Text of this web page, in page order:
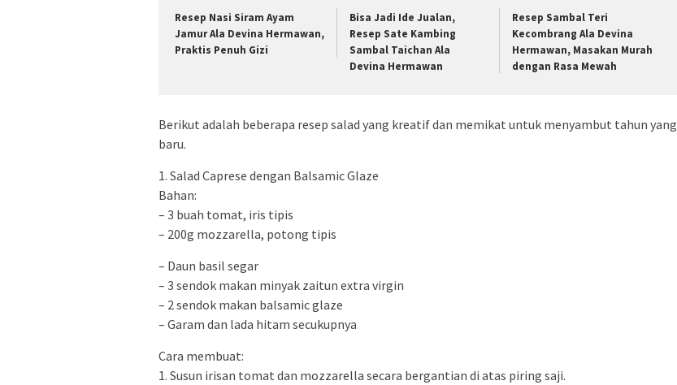
Resep Nasi Siram Ayam
Jamur Ala Devina Hermawan,
Praktis Penuh Gizi
Bisa Jadi Ide Jualan,
Resep Sate Kambing
Sambal Taichan Ala
Devina Hermawan
Resep Sambal Teri
Kecombrang Ala Devina
Hermawan, Masakan Murah
dengan Rasa Mewah
Berikut adalah beberapa resep salad yang kreatif dan memikat untuk menyambut tahun yang
baru.
1. Salad Caprese dengan Balsamic Glaze
Bahan:
– 3 buah tomat, iris tipis
– 200g mozzarella, potong tipis
– Daun basil segar
– 3 sendok makan minyak zaitun extra virgin
– 2 sendok makan balsamic glaze
– Garam dan lada hitam secukupnya
Cara membuat:
1. Susun irisan tomat dan mozzarella secara bergantian di atas piring saji.